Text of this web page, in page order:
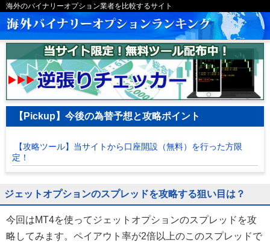
海外のバイナリーオプション業者を比較するサイト
【Pickup】今後の為替予想と攻略ポイント
【攻略ツール】当サイトから口座開設（無料）を行った方限
定！
ジェットオプションのスプレッドを攻略する狙い目は？
今回はMT4を使ってジェットオプションのスプレッドを攻
略してみます。ペイアウト率が2倍以上のこのスプレッドで